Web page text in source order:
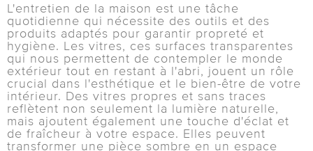
L'entretien de la maison est une tâche
quotidienne qui nécessite des outils et des
produits adaptés pour garantir propreté et
hygiène. Les vitres, ces surfaces transparentes
qui nous permettent de contempler le monde
extérieur tout en restant à l'abri, jouent un rôle
crucial dans l'esthétique et le bien-être de votre
intérieur. Des vitres propres et sans traces
reflètent non seulement la lumière naturelle,
mais ajoutent également une touche d'éclat et
de fraîcheur à votre espace. Elles peuvent
transformer une pièce sombre en un espace